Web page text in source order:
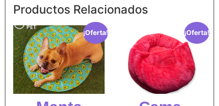
Productos Relacionados
¡Oferta! ¡Oferta!